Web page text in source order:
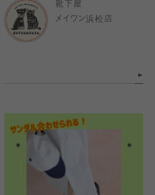
靴下屋
メイワン浜松店